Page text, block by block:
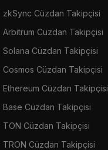
zkSync Cüzdan Takipçisi
Arbitrum Cüzdan Takipçisi
Solana Cüzdan Takipçisi
Cosmos Cüzdan Takipçisi
Ethereum Cüzdan Takipçisi
Base Cüzdan Takipçisi
TON Cüzdan Takipçisi
TRON Cüzdan Takipçisi